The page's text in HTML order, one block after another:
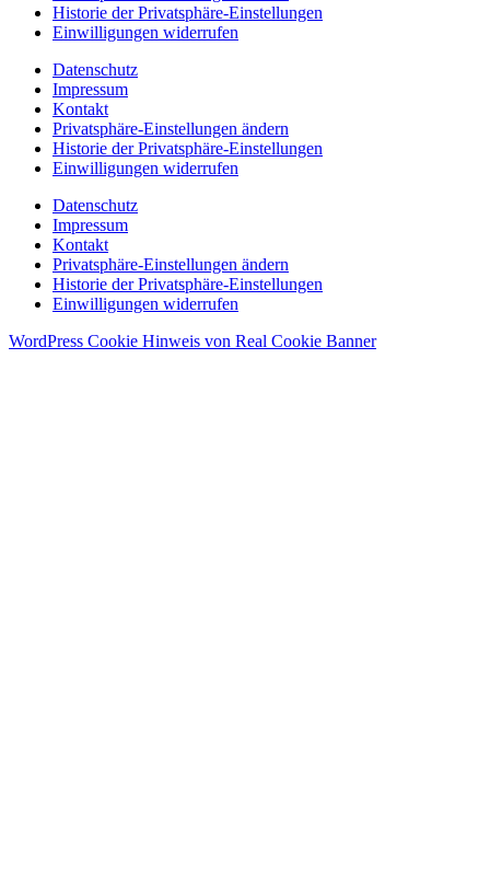
Historie der Privatsphäre-Einstellungen
Einwilligungen widerrufen
Datenschutz
Impressum
Kontakt
Privatsphäre-Einstellungen ändern
Historie der Privatsphäre-Einstellungen
Einwilligungen widerrufen
Datenschutz
Impressum
Kontakt
Privatsphäre-Einstellungen ändern
Historie der Privatsphäre-Einstellungen
Einwilligungen widerrufen
WordPress Cookie Hinweis von Real Cookie Banner